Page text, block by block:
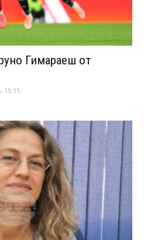
Гимараеш от
15:15